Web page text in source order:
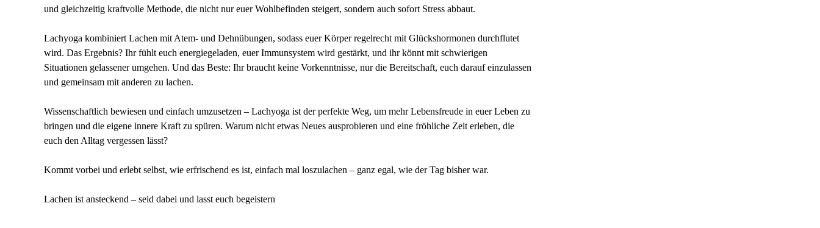
und gleichzeitig kraftvolle Methode, die nicht nur euer Wohlbefinden steigert, sondern auch sofort Stress abbaut.
Lachyoga kombiniert Lachen mit Atem- und Dehnübungen, sodass euer Körper regelrecht mit Glückshormonen durchflutet
wird. Das Ergebnis? Ihr fühlt euch energiegeladen, euer Immunsystem wird gestärkt, und ihr könnt mit schwierigen
Situationen gelassener umgehen. Und das Beste: Ihr braucht keine Vorkenntnisse, nur die Bereitschaft, euch darauf einzulassen
und gemeinsam mit anderen zu lachen.
Wissenschaftlich bewiesen und einfach umzusetzen – Lachyoga ist der perfekte Weg, um mehr Lebensfreude in euer Leben zu
bringen und die eigene innere Kraft zu spüren. Warum nicht etwas Neues ausprobieren und eine fröhliche Zeit erleben, die
euch den Alltag vergessen lässt?
Kommt vorbei und erlebt selbst, wie erfrischend es ist, einfach mal loszulachen – ganz egal, wie der Tag bisher war.
Lachen ist ansteckend – seid dabei und lasst euch begeistern